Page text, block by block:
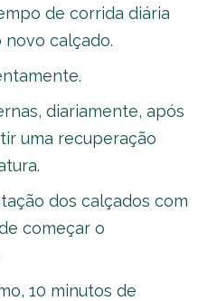
de corrida diária
calçado.
diariamente, após
uma recuperação
dos calçados com
começar o
10 minutos de